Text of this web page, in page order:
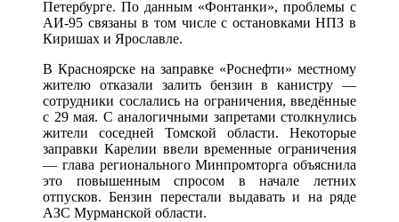
Петербурге. По данным «Фонтанки», проблемы с
АИ-95 связаны в том числе с остановками НПЗ в
Киришах и Ярославле.
В Красноярске на заправке «Роснефти» местному
жителю отказали залить бензин в канистру —
сотрудники сослались на ограничения, введённые
с 29 мая. С аналогичными запретами столкнулись
жители соседней Томской области. Некоторые
заправки Карелии ввели временные ограничения
— глава регионального Минпромторга объяснила
это повышенным спросом в начале летних
отпусков. Бензин перестали выдавать и на ряде
АЗС Мурманской области.